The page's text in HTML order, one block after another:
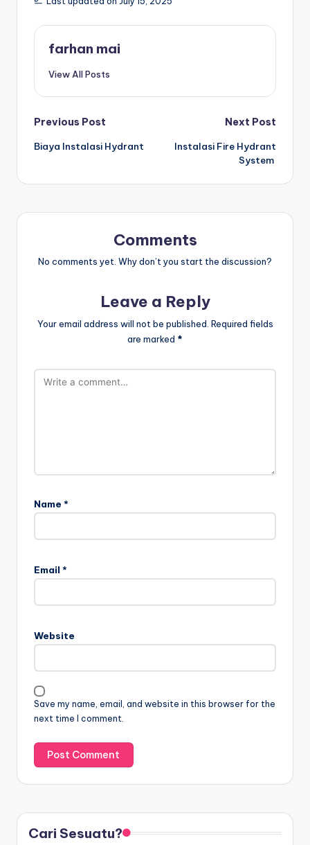
farhan mai
View All Posts
Post
navigation
Previous Post
Biaya Instalasi Hydrant
Next Post
Instalasi Fire Hydrant
System
Comments
No comments yet. Why don’t you start the discussion?
Leave a Reply
Your email address will not be published. Required fields
are marked *
Name *
Email *
Website
Save my name, email, and website in this browser for the
next time I comment.
Cari Sesuatu?